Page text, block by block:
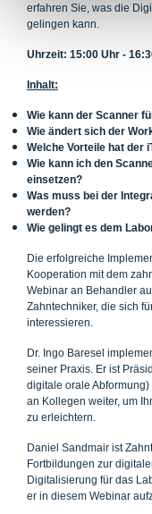
erfahren Sie, was die
gelingen kann.
Uhrzeit: 15:00 Uhr -
Inhalt:
Wie kann der Scanner
Wie ändert sich der
Welche Vorteile hat der
Wie kann ich den
einsetzen?
Was muss bei der
werden?
Wie gelingt es dem
Die erfolgreiche
Kooperation mit dem
Webinar an Behandler
Zahntechniker, die sich
interessieren.
Dr. Ingo Baresel
seiner Praxis. Er ist
digitale orale
an Kollegen weiter, um
zu erleichtern.
Daniel Sandmair ist
Fortbildungen zur
Digitalisierung für das
er in diesem Webinar